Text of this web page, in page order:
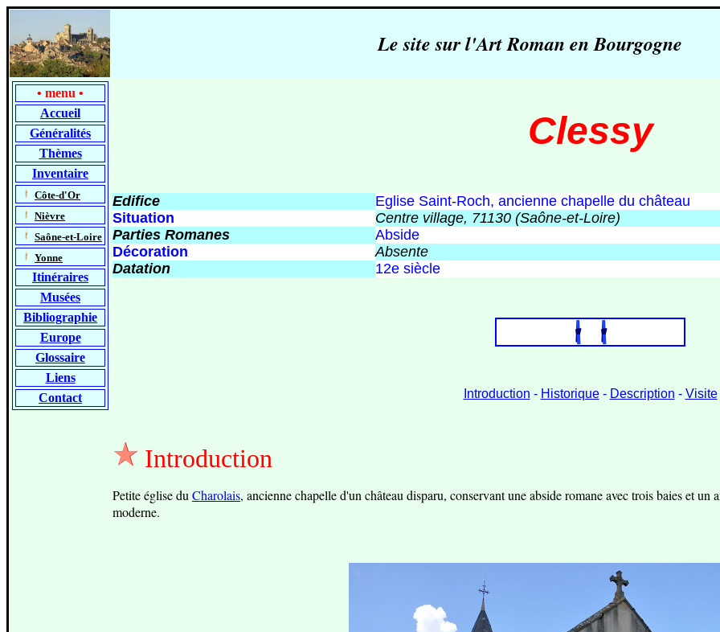
Le site sur l'Art Roman en Bourgogne
• menu •
Accueil
Généralités
Thèmes
Inventaire
Côte-d'Or
Nièvre
Saône-et-Loire
Yonne
Itinéraires
Musées
Bibliographie
Europe
Glossaire
Liens
Contact
Clessy
Edifice
Eglise Saint-Roch, ancienne chapelle du château
Situation
Centre village, 71130 (Saône-et-Loire)
Parties Romanes
Abside
Décoration
Absente
Datation
12e siècle
Introduction - Historique- Description - Visite
Introduction
Petite église du Charolais, ancienne chapelle d'un château disparu, conservant une abside romane avec trois baies et
moderne.